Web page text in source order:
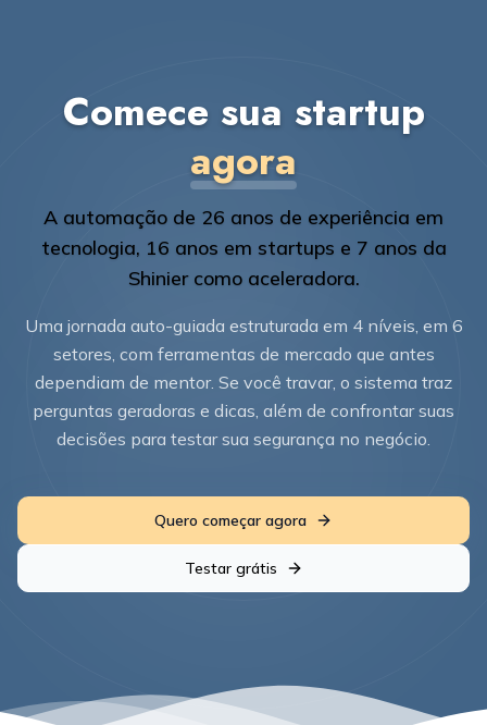
Comece sua startup
agora
A automação de 26 anos de experiência em
tecnologia, 16 anos em startups e 7 anos da
Shinier como aceleradora.
Uma jornada auto-guiada estruturada em 4 níveis, em 6
setores, com ferramentas de mercado que antes
dependiam de mentor. Se você travar, o sistema traz
perguntas geradoras e dicas, além de confrontar suas
decisões para testar sua segurança no negócio.
Quero começar agora
Testar grátis